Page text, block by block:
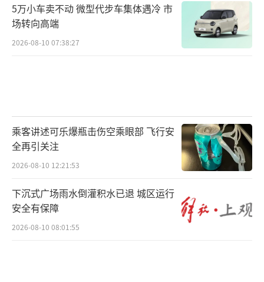
5万小车卖不动 微型代步车集体遇冷 市
场转向高端
2026-08-10 07:38:27
乘客讲述可乐爆瓶击伤空乘眼部 飞行安
全再引关注
2026-08-10 12:21:53
下沉式广场雨水倒灌积水已退 城区运行
安全有保障
2026-08-10 08:01:55